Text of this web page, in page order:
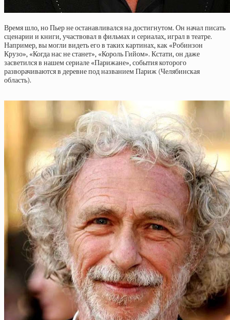
Время шло, но Пьер не останавливался на достигнутом. Он начал писать
сценарии и книги, участвовал в фильмах и сериалах, играл в театре.
Например, вы могли видеть его в таких картинах, как «Робинзон
Крузо», «Когда нас не станет», «Король Гийом». Кстати, он даже
засветился в нашем сериале «Парижане», события которого
разворачиваются в деревне под названием Париж (Челябинская
область).